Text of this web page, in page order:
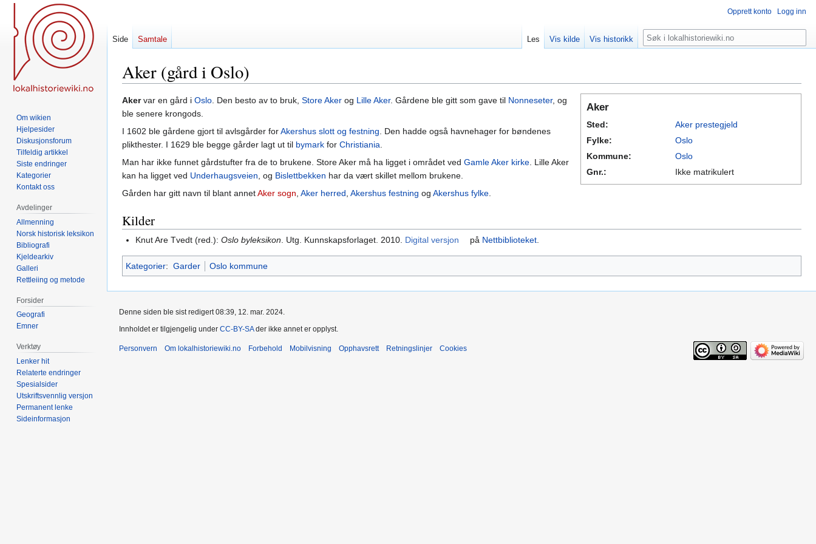
Aker (gård i Oslo)
Hopp
til
navigering
Hopp
til
søk
Aker
Sted:
Aker prestegjeld
Fylke:
Oslo
Kommune:
Oslo
Gnr.:
Ikke matrikulert
Akervar en gård i Oslo. Den besto av to bruk, Store Aker og Lille Aker. Gårdene ble gitt som gave til Nonneseter, og
ble senere krongods.
I 1602 ble gårdene gjort til avlsgårder forAkershus slott og festning. Den hadde også havnehager for bøndenes
plikthester. I 1629 ble begge gårder lagt ut til bymark for Christiania.
Man har ikke funnet gårdstufter fra de to brukene. Store Aker må ha ligget i området ved Gamle Aker kirke. Lille Aker
kan ha ligget ved Underhaugsveien, og Bislettbekken har da vært skillet mellom brukene.
Gården har gitt navn til blant annetAker sogn, Aker herred, Akershus festning og Akershus fylke.
Kilder
Knut Are Tvedt (red.):Oslo byleksikon . Utg. Kunnskapsforlaget. 2010. Digital versjon på Nettbiblioteket
Kategorier: Garder Oslo kommune
Opprett konto Logg inn
Side Samtale Les Vis kilde Vis historikk Søk
Om wikien
Hjelpesider
Diskusjonsforum
Tilfeldig artikkel
Siste endringer
Kategorier
Kontakt oss
Avdelinger
Allmenning
Norsk historisk leksikon
Bibliografi
Kjeldearkiv
Galleri
Rettleiing og metode
Forsider
Geografi
Emner
Verktøy
Lenker hit
Relaterte endringer
Spesialsider
Utskriftsvennlig versjon
Permanent lenke
Sideinformasjon
Denne siden ble sist redigert 08:39, 12. mar. 2024.
Innholdet er tilgjengelig under CC-BY-SAder ikke annet er opplyst.
Personvern Om lokalhistoriewiki.no Forbehold Mobilvisning Opphavsrett Retningslinjer Cookies